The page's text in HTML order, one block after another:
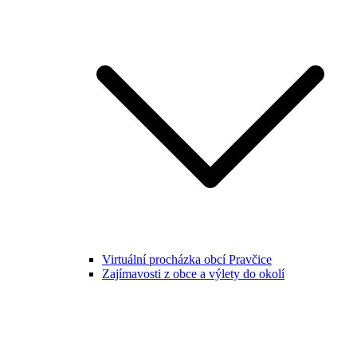
Virtuální procházka obcí Pravčice
Zajímavosti z obce a výlety do okolí